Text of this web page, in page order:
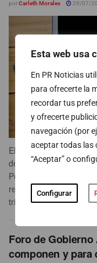
Esta web usa
En PR Noticias
para ofrecerte la
recordar tus
y ofrecerte
navegación (por
aceptar todas las
“Aceptar” o
Configurar
porCarleth Morales 29/07/
El segundo trimestre
desempleadas, según
Población Activa
registro supone un
trimestre...
Foro de
componen y para